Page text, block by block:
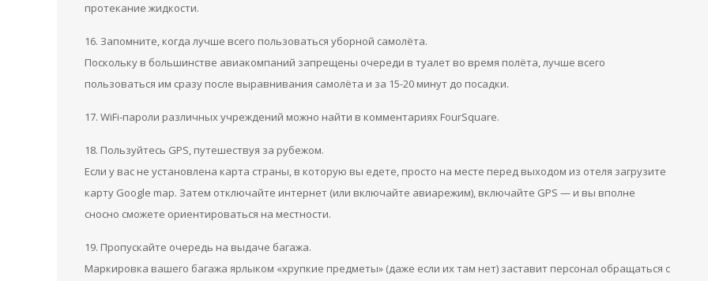
протекание жидкости.
16. Запомните, когда лучше всего пользоваться уборной самолёта.
Поскольку в большинстве авиакомпаний запрещены очереди в туалет во время полёта, лучше всего
пользоваться им сразу после выравнивания самолёта и за 15-20 минут до посадки.
17. WiFi-пароли различных учреждений можно найти в комментариях FourSquare.
18. Пользуйтесь GPS, путешествуя за рубежом.
Если у вас не установлена карта страны, в которую вы едете, просто на месте перед выходом из отеля загрузите
карту Google map. Затем отключайте интернет (или включайте авиарежим), включайте GPS — и вы вполне
сносно сможете ориентироваться на местности.
19. Пропускайте очередь на выдаче багажа.
Маркировка вашего багажа ярлыком «хрупкие предметы» (даже если их там нет) заставит персонал обращаться с